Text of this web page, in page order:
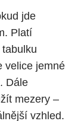
jde
Platí
velice jemné
Dále
mezery –
vzhled.